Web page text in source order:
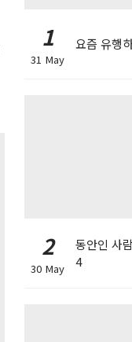
1
31 May
요즘 유행
2
30 May
동안인 사
4